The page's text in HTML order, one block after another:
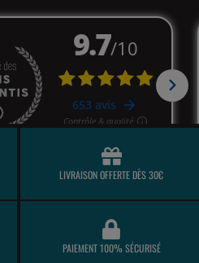
LIVRAISON OFFERTE DÈS 30€
PAIEMENT 100% SÉCURISÉ